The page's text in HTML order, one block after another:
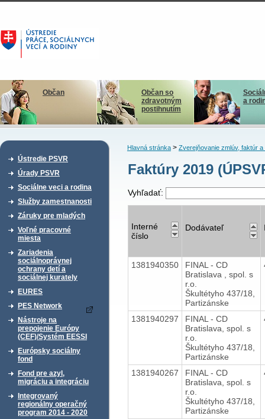
Občan
Občan so
zdravotným
postihnutím
a
Ústredie PSVR
Úrady PSVR
Sociálne veci a rodina
Služby zamestnanosti
Záruky pre mladých
Voľné pracovné
miesta
Zariadenia
sociálnoprávnej
ochrany detí a
sociálnej kurately
EURES
PES Network
Nástroje na
prepojenie Európy
(CEF)/Systém EESSI
Európsky sociálny
fond
Fond pre azyl,
migráciu a integráciu
Integrovaný
regionálny operačný
program 2014 - 2020
Hlavná stránka> Zverejňovanie zmlúv, faktúr a
Faktúry 2019
Vyhľadať:
Interné
číslo
Dodávateľ
1381940350
FINAL - CD
Bratislava , spol. s
r.o.
Škultétyho 437/18,
Partizánske
1381940297
FINAL - CD
Bratislava, spol. s
r.o.
Škultétyho 437/18,
Partizánske
1381940267
FINAL - CD
Bratislava, spol. s
r.o.
Škultétyho 437/18,
Partizánske